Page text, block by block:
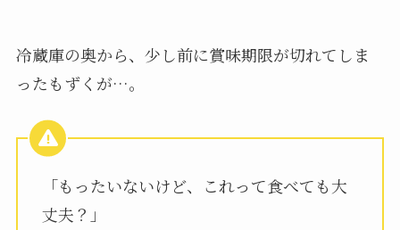
冷蔵庫の奥から、少し前に賞味期限が切れてしま
ったもずくが…。
「もったいないけど、これって食べても大
丈夫？」